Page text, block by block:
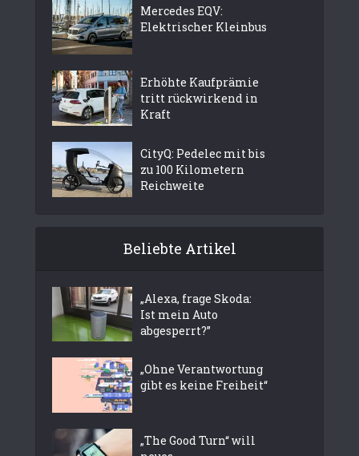
Mercedes EQV:
Elektrischer Kleinbus
Erhöhte Kaufprämie
tritt rückwirkend in
Kraft
CityQ: Pedelec mit bis
zu 100 Kilometern
Reichweite
Beliebte Artikel
„Alexa, frage Skoda:
Ist mein Auto
abgesperrt?”
„Ohne Verantwortung
gibt es keine Freiheit“
„The Good Turn“ will